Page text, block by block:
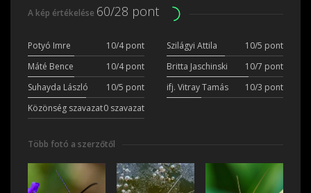
A kép értékelése 60/28 pont
Potyó Imre 10/4 pont Szilágyi Attila
10/5 pont
Máté Bence
10/4 pont Britta Jaschinski
10/7 pont
Suhayda László
10/5 pont ifj. Vitray Tamás
10/3 pont
Közönség szavazat0 szavazat
Több fotó a szerzőtől